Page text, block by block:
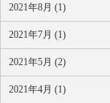
2021年8月 (1)
2021年7月 (1)
2021年5月 (2)
2021年4月 (1)